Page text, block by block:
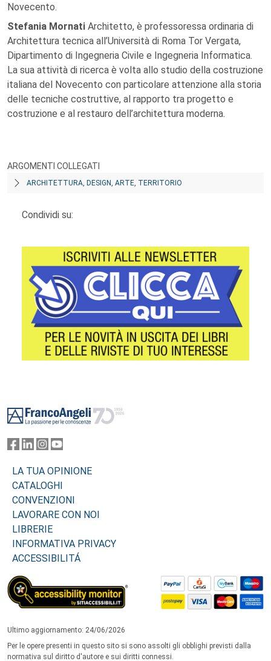
Novecento.
Stefania Mornati Architetto, è professoressa ordinaria di
Architettura tecnica all’Università di Roma Tor Vergata,
Dipartimento di Ingegneria Civile e Ingegneria Informatica.
La sua attività di ricerca è volta allo studio della costruzione
italiana del Novecento con particolare attenzione alla storia
delle tecniche costruttive, al rapporto tra progetto e
costruzione e al restauro dell’architettura moderna.
ARGOMENTI COLLEGATI
ARCHITETTURA, DESIGN, ARTE, TERRITORIO
Condividi su:
LA TUA OPINIONE
CATALOGHI
CONVENZIONI
LAVORARE CON NOI
LIBRERIE
INFORMATIVA PRIVACY
ACCESSIBILITÁ
Ultimo aggiornamento: 24/06/2026
Per le opere presenti in questo sito si sono assolti gli obblighi previsti dalla
normativa sul diritto d'autore e sui diritti connessi.